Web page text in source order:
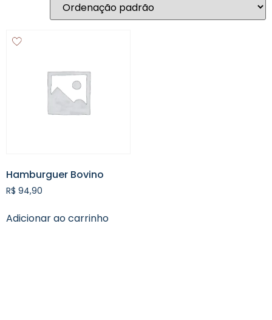
Hamburguer Bovino
R$ 94,90
Adicionar ao carrinho